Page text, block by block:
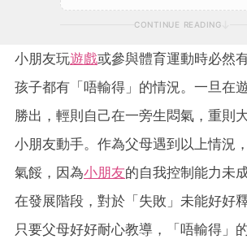
CONTINUE READING
小朋友玩遊戲或參與體育運動時必然
孩子都有「唔輸得」的情況。一旦在
勝出，輕則自己在一旁生悶氣，重則
小朋友動手。作為父母遇到以上情況
氣餒，因為小朋友的自我控制能力未
在發展階段，對於「失敗」未能好好
只要父母好好耐心教導，「唔輸得」